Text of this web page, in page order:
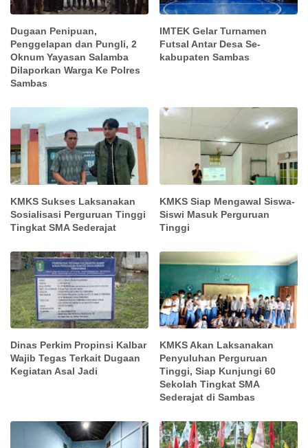
Dugaan Penipuan,
Penggelapan dan Pungli, 2
Oknum Yayasan Salamba
Dilaporkan Warga Ke Polres
Sambas
IMTEK Gelar Turnamen
Futsal Antar Desa Se-
kabupaten Sambas
KMKS Sukses Laksanakan
Sosialisasi Perguruan Tinggi
Tingkat SMA Sederajat
KMKS Siap Mengawal Siswa-
Siswi Masuk Perguruan
Tinggi
Dinas Perkim Propinsi Kalbar
Wajib Tegas Terkait Dugaan
Kegiatan Asal Jadi
KMKS Akan Laksanakan
Penyuluhan Perguruan
Tinggi, Siap Kunjungi 60
Sekolah Tingkat SMA
Sederajat di Sambas